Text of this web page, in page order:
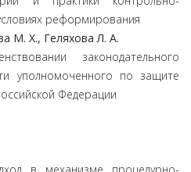
реформирования
М. Х., Геляхова Л. А.
законодательного
уполномоченного по защите
Федерации